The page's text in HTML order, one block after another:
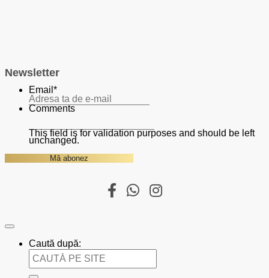
Newsletter
Email *
Comments
This field is for validation purposes and should be left
unchanged.
Caută după: